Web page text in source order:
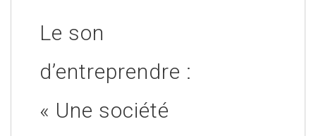
Le son
d’entreprendre :
« Une société